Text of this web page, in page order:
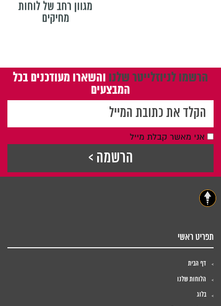
הרשמו לניוזלייטר שלנו והשארו מעודכנים בכל
המבצעים
אני מאשר קבלת מייל
תפריט ראשי
דף הבית
הלוחות שלנו
בלוג